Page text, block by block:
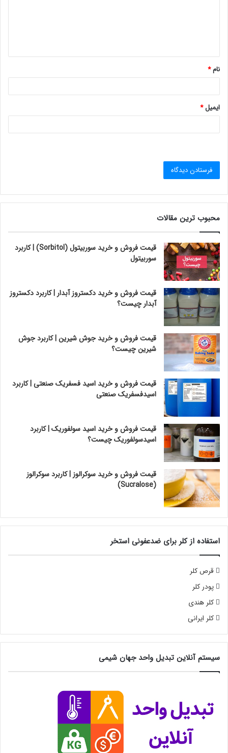
*
نام*
ایمیل*
محبوب ترین مقالات
قیمت فروش و خرید سوربیتول (Sorbitol) | کاربرد
سوربیتول
قیمت فروش و خرید دکستروز آبدار | کاربرد دکستروز
آبدار چیست؟
قیمت فروش و خرید جوش شیرین | کاربرد جوش
شیرین چیست؟
قیمت فروش و خرید اسید فسفریک صنعتی | کاربرد
اسیدفسفریک صنعتی
قیمت فروش و خرید اسید سولفوریک | کاربرد
اسیدسولفوریک چیست؟
قیمت فروش و خرید سوکرالوز | کاربرد سوکرالوز
(Sucralose)
استفاده از کلر برای ضدعفونی استخر
قرص کلر
پودر کلر
کلر هندی
کلر ایرانی
سیستم آنلاین تبدیل واحد جهان شیمی